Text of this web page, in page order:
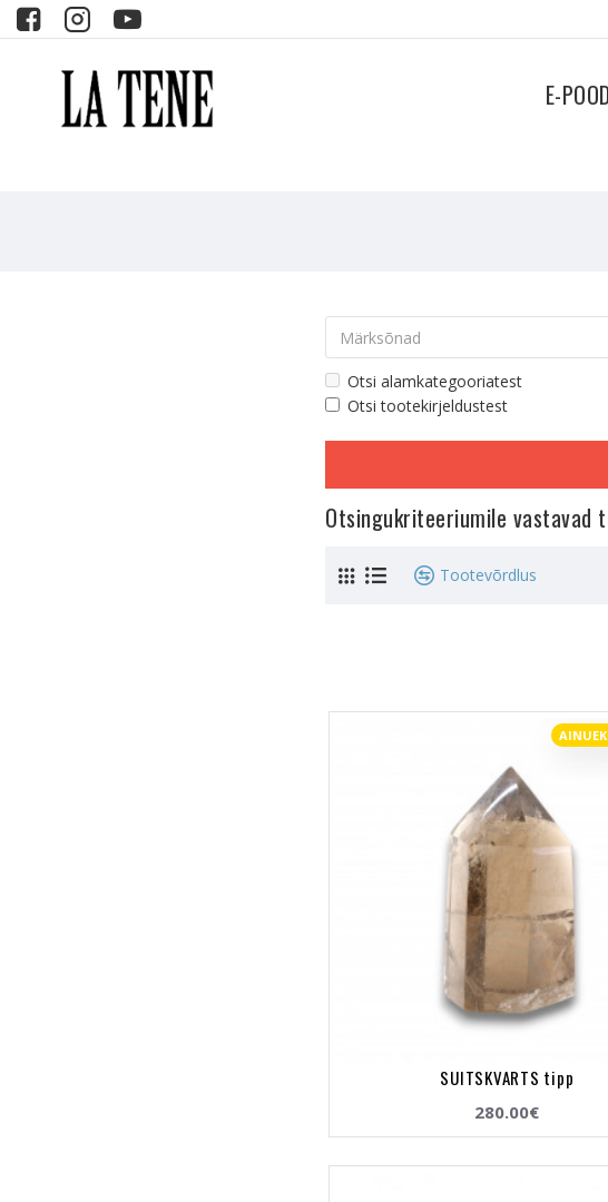
E-
Otsi alamkategooriatest
Otsi tootekirjeldustest
Otsingukriteeriumile vastavad
Tootevõrdlus
SUITSKVARTS tipp
280.00€